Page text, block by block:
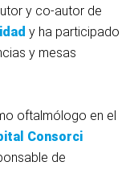
y co-autor de
y ha participado
y mesas
oftalmólogo en el
Consorci
de